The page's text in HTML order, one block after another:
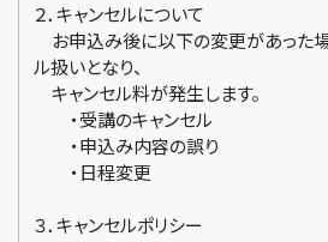
２．キャンセルについて
お申込み後に以下の変更があった
ル扱いとなり、
キャンセル料が発生します。
・受講のキャンセル
・申込み内容の誤り
・日程変更
３．キャンセルポリシー